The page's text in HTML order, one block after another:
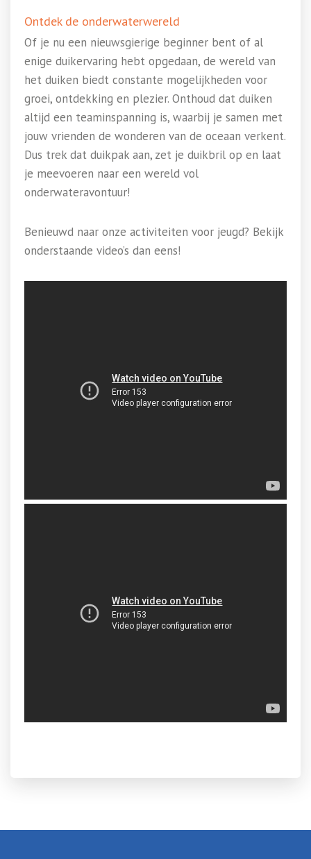
Ontdek de onderwaterwereld
Of je nu een nieuwsgierige beginner bent of al
enige duikervaring hebt opgedaan, de wereld van
het duiken biedt constante mogelijkheden voor
groei, ontdekking en plezier. Onthoud dat duiken
altijd een teaminspanning is, waarbij je samen met
jouw vrienden de wonderen van de oceaan verkent.
Dus trek dat duikpak aan, zet je duikbril op en laat
je meevoeren naar een wereld vol
onderwateravontuur!
Benieuwd naar onze activiteiten voor jeugd? Bekijk
onderstaande video’s dan eens!